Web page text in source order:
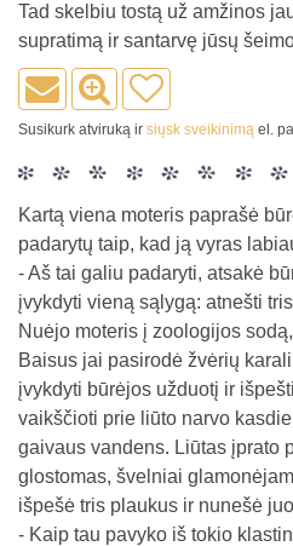
Tad skelbiu tostą už amžinos
supratimą ir santarvę jūsų
Susikurk atviruką ir siųsk sveikinimą el.
Kartą viena moteris paprašė
padarytų taip, kad ją vyras
- Aš tai galiu padaryti, atsakė
įvykdyti vieną sąlygą: atnešti
Nuėjo moteris į zoologijos
Baisus jai pasirodė žvėrių
įvykdyti būrėjos užduotį ir
vaikščioti prie liūto narvo
gaivaus vandens. Liūtas įprato
glostomas, švelniai
išpešė tris plaukus ir nunešė
- Kaip tau pavyko iš tokio